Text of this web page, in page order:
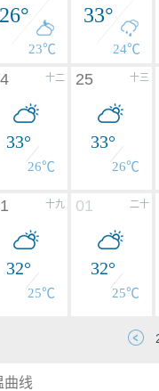
26°
23℃
33°
24℃
十二
33°
26℃
十三
25
33°
26℃
十九
32°
25℃
二十
01
32°
25℃
曲线